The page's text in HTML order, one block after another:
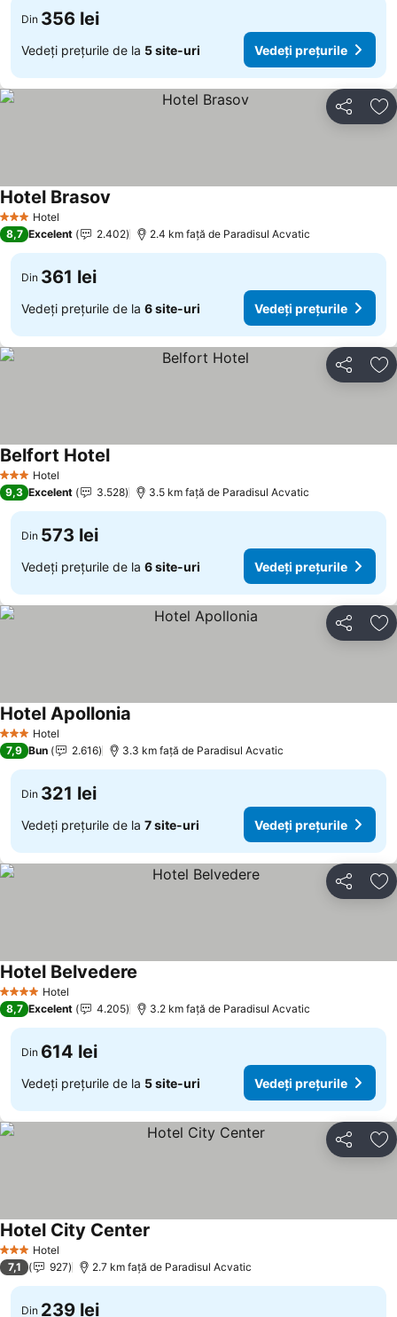
Din 356 lei
Vedeți prețurile de la 5 site-uri Vedeți prețurile
Distribuiți
3 SteleHotel
Hotel Brasov
8,7 Excelent 2.402 2.4 km faţă de Paradisul Acvatic
Din 361 lei
Vedeți prețurile de la 6 site-uri Vedeți prețurile
Distribuiți
3 SteleHotel
Belfort Hotel
9,3 Excelent 3.528 3.5 km faţă de Paradisul Acvatic
Din 573 lei
Vedeți prețurile de la 6 site-uri Vedeți prețurile
Distribuiți
3 SteleHotel
Hotel Apollonia
7,9 Bun 2.616 3.3 km faţă de Paradisul Acvatic
Din 321 lei
Vedeți prețurile de la 7 site-uri Vedeți prețurile
Distribuiți
4 Stele Hotel
Hotel Belvedere
8,7 Excelent 4.205 3.2 km faţă de Paradisul Acvatic
Din 614 lei
Vedeți prețurile de la 5 site-uri Vedeți prețurile
Distribuiți
3 SteleHotel
Hotel City Center
7,1 927 2.7 km faţă de Paradisul Acvatic
Din 239 lei